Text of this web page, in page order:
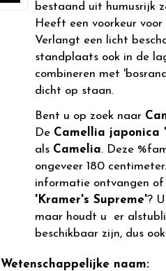
bestaand uit humusrijk
Heeft een voorkeur
Verlangt een licht
standplaats ook in de
combineren met
dicht op staan.
Bent u op zoek naar
De Camellia japonica
als Camelia. Deze
ongeveer 180
informatie ontvangen
'Kramer's Supreme'?
maar houdt u er
beschikbaar zijn, dus
Wetenschappelijke naam: